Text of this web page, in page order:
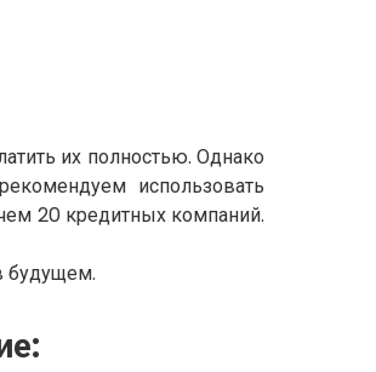
их полностью. Однако
использовать
20 кредитных компаний.
будущем.